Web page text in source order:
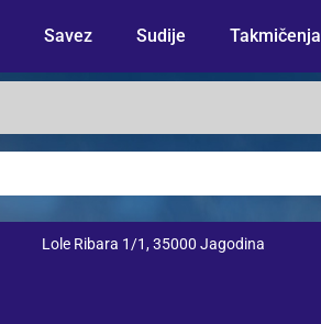
Savez Sudije Takmičenja
Lole Ribara 1/1, 35000 Jagodina